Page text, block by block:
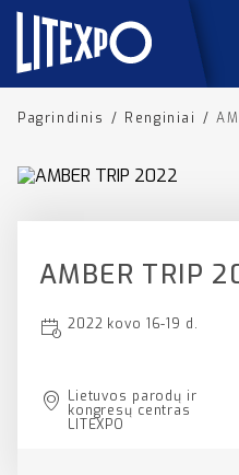
Pagrindinis / Renginiai /
AMBER TRIP
2022 kovo 16-19 d.
Lietuvos parodų ir
kongresų centras
LITEXPO